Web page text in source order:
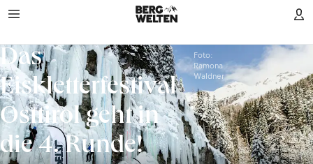
Das
Eiskletterfestival
Osttirol geht in
die 4. Runde!
Foto:
Ramona
Waldner